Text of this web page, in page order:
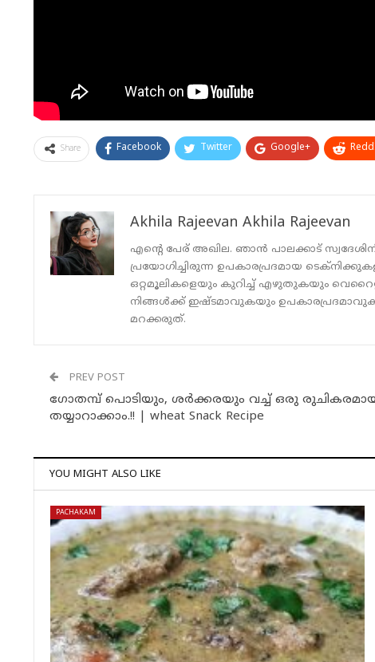
Share Facebook Twitter Google+
Akhila Rajeevan Akhila Rajeevan
എന്റെ പേര് അഖില. ഞാൻ പാലക്കാട്
പ്രയോഗിച്ചിരുന്ന ഉപകാരപ്രദമായ
ഒറ്റമൂലികളെയും കുറിച്ച് എഴുതുകയും
നിങ്ങൾക്ക് ഇഷ്ടമാവുകയും
മറക്കരുത്.
PREV POST
ഗോതമ്പ് പൊടിയും, ശർക്കരയും വച്ച് ഒരു
തയ്യാറാക്കാം.!! | wheat Snack Recipe
YOU MIGHT ALSO LIKE
PACHAKAM